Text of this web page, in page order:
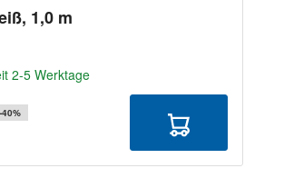
1,0 m
2-5 Werktage
-40%